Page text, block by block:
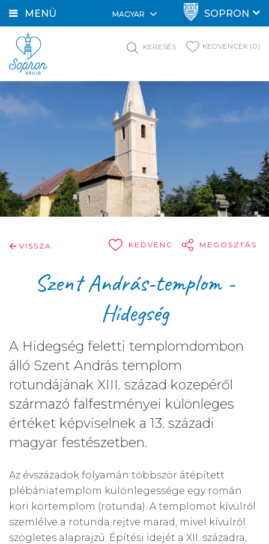
MENÜ MAGYAR SOPRON
KERESÉS KEDVENCEK (0)
VISSZA KEDVENC MEGOSZTÁS
Szent András-templom -
Hidegség
A Hidegség feletti templomdombon
álló Szent András templom
rotundájának XIII. század közepéről
származó falfestményei különleges
értéket képviselnek a 13. századi
magyar festészetben.
Az évszázadok folyamán többször átépített
plébániatemplom különlegessége egy román
kori körtemplom (rotunda). A templomot kívülről
szemlélve a rotunda rejtve marad, mivel kívülről
szögletes alaprajzú. Építési idejét a XII. századra,